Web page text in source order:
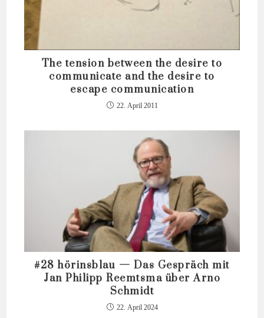
The tension between the desire to
communicate and the desire to
escape communication
22. April 2011
#28 hörinsblau — Das Gespräch mit
Jan Philipp Reemtsma über Arno
Schmidt
22. April 2024